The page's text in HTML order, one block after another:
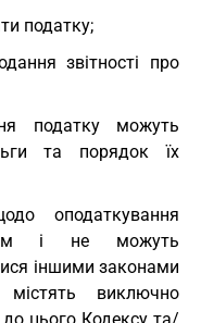
податку;
звітності про
податку можуть
та порядок їх
оподаткування
і не можуть
іншими законами
виключно